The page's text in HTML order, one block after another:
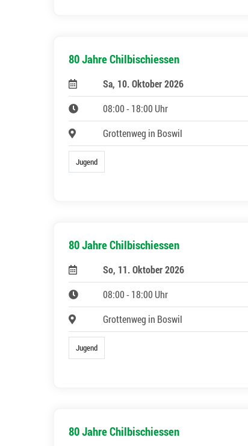
80 Jahre Chilbischiessen
Sa, 10. Oktober 2026
08:00 - 18:00 Uhr
Grottenweg in Boswil
Jugend
80 Jahre Chilbischiessen
So, 11. Oktober 2026
08:00 - 18:00 Uhr
Grottenweg in Boswil
Jugend
80 Jahre Chilbischiessen